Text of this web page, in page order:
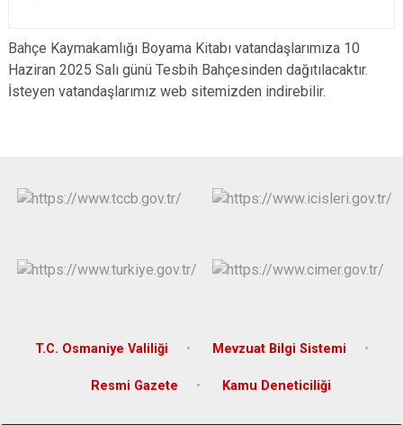
Bahçe Kaymakamlığı Boyama Kitabı vatandaşlarımıza 10
Haziran 2025 Salı günü Tesbih Bahçesinden dağıtılacaktır.
İsteyen vatandaşlarımız web sitemizden indirebilir.
T.C. Osmaniye Valiliği Mevzuat Bilgi Sistemi
Resmi Gazete Kamu Deneticiliği